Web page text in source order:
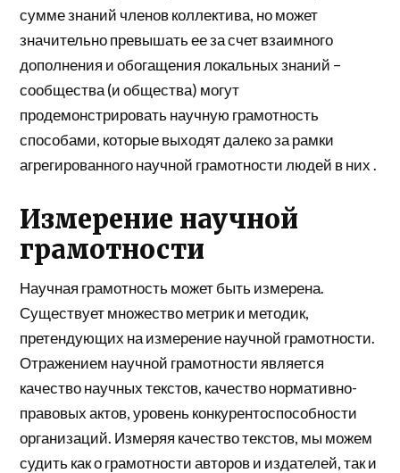
сумме знаний членов коллектива, но может
значительно превышать ее за счет взаимного
дополнения и обогащения локальных знаний –
сообщества (и общества) могут
продемонстрировать научную грамотность
способами, которые выходят далеко за рамки
агрегированного научной грамотности людей в них .
Измерение научной
грамотности
Научная грамотность может быть измерена.
Существует множество метрик и методик,
претендующих на измерение научной грамотности.
Отражением научной грамотности является
качество научных текстов, качество нормативно-
правовых актов, уровень конкурентоспособности
организаций. Измеряя качество текстов, мы можем
судить как о грамотности авторов и издателей, так и